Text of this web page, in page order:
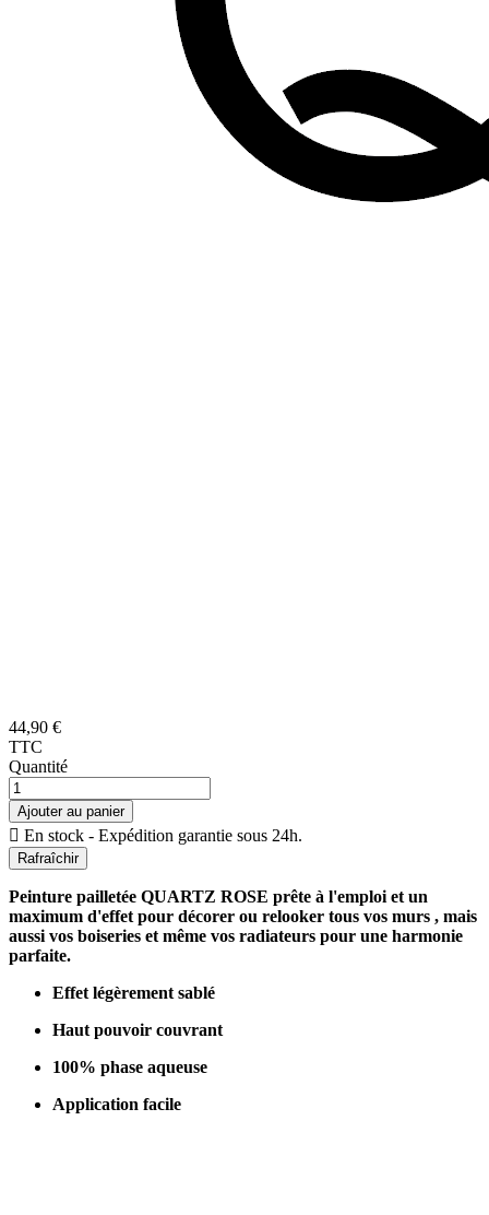
44,90 €
TTC
Quantité
Ajouter au panier
 En stock - Expédition garantie sous 24h.
Peinture pailletée QUARTZ ROSE prête à l'emploi et un
maximum d'effet pour décorer ou relooker tous vos murs , mais
aussi vos boiseries et même vos radiateurs pour une harmonie
parfaite.
Effet légèrement sablé
Haut pouvoir couvrant
100% phase aqueuse
Application facile